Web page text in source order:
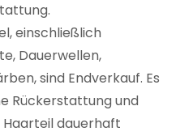
einschließlich
Dauerwellen,
sind Endverkauf. Es
Rückerstattung und
Haarteil dauerhaft